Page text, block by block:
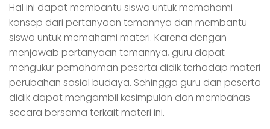
Hal ini dapat membantu siswa untuk memahami
konsep dari pertanyaan temannya dan membantu
siswa untuk memahami materi. Karena dengan
menjawab pertanyaan temannya, guru dapat
mengukur pemahaman peserta didik terhadap materi
perubahan sosial budaya. Sehingga guru dan peserta
didik dapat mengambil kesimpulan dan membahas
secara bersama terkait materi ini.